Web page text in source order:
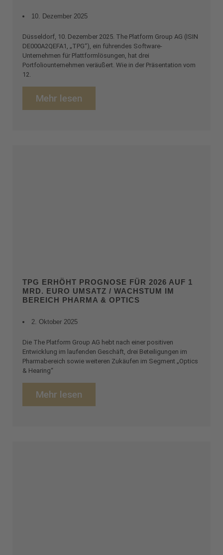
10. Dezember 2025
Düsseldorf, 10. Dezember 2025. The Platform Group AG (ISIN
DE000A2QEFA1, „TPG“), ein führendes Software-
Unternehmen für Plattformlösungen, hat drei
Portfoliounternehmen veräußert. Wie in der Präsentation vom
12.
Mehr lesen
TPG ERHÖHT PROGNOSE FÜR 2026 AUF 1
MRD. EURO UMSATZ / WACHSTUM IM
BEREICH PHARMA & OPTICS
2. Oktober 2025
Die The Platform Group AG hebt nach einer positiven
Entwicklung im laufenden Geschäft, drei Beteiligungen im
Pharmabereich sowie weiteren Zukäufen im Segment „Optics
& Hearing“
Mehr lesen